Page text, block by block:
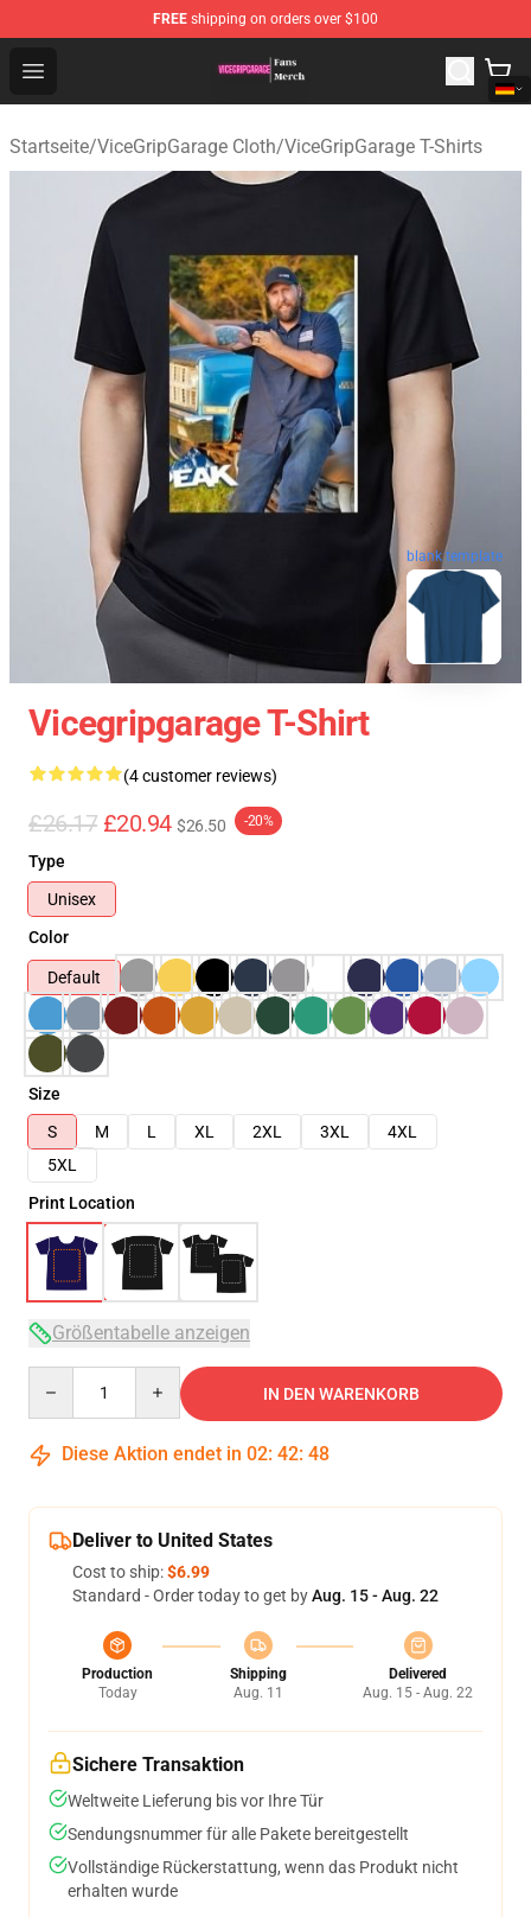
FREE shipping on orders over $100
Open menu
ViceGripGarage Store - Official ViceGripGarage
Startseite/ViceGripGarage Cloth/ViceGripGarage T-Shirts
blank template
Vicegripgarage T-Shirt
(4 customer reviews)
£26.17 £20.94 $26.50 -20%
Type
Unisex
Color
Default
Size
S
M L XL 2XL 3XL
4XL
5XL
Print Location
Größentabelle anzeigen
IN DEN WARENKORB
Diese Aktion endet in 02: 42: 47
Deliver to United States
Cost to ship:$6.99
Standard - Order today to get byAug. 15 - Aug. 22
Production
Today
Shipping
Aug. 11
Delivered
Aug. 15 - Aug. 22
Sichere Transaktion
Weltweite Lieferung bis vor Ihre Tür
Sendungsnummer für alle Pakete bereitgestellt
Vollständige Rückerstattung, wenn das Produkt nicht
erhalten wurde